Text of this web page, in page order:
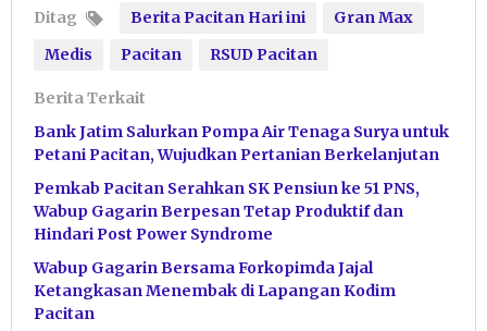
Ditag Berita Pacitan Hari ini
Gran Max
Medis
Pacitan RSUD Pacitan
Berita Terkait
Bank Jatim Salurkan Pompa Air Tenaga Surya untuk
Petani Pacitan, Wujudkan Pertanian Berkelanjutan
Pemkab Pacitan Serahkan SK Pensiun ke 51 PNS,
Wabup Gagarin Berpesan Tetap Produktif dan
Hindari Post Power Syndrome
Wabup Gagarin Bersama Forkopimda Jajal
Ketangkasan Menembak di Lapangan Kodim
Pacitan